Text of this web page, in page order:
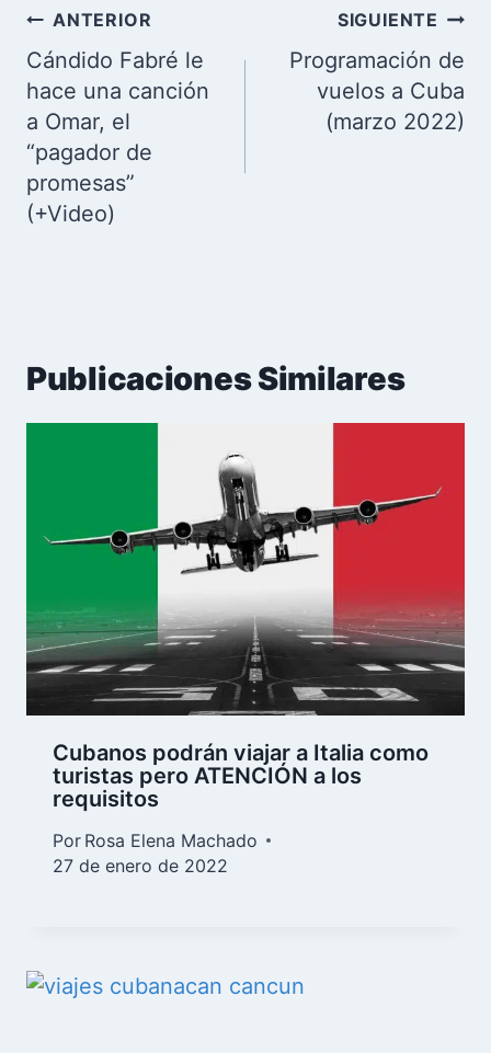
Navegación
de
entradas
ANTERIOR
Cándido Fabré le
hace una canción
a Omar, el
“pagador de
promesas”
(+Video)
SIGUIENTE
Programación de
vuelos a Cuba
(marzo 2022)
Publicaciones Similares
Cubanos podrán viajar a Italia como
turistas pero ATENCIÓN a los
requisitos
Por Rosa Elena Machado
27 de enero de 2022